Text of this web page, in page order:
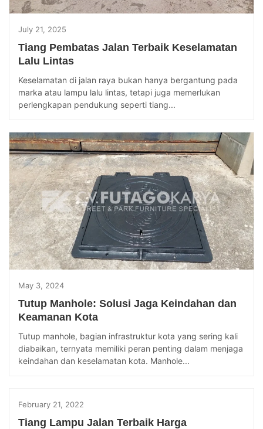
July 21, 2025
Tiang Pembatas Jalan Terbaik Keselamatan
Lalu Lintas
Keselamatan di jalan raya bukan hanya bergantung pada
marka atau lampu lalu lintas, tetapi juga memerlukan
perlengkapan pendukung seperti tiang...
May 3, 2024
Tutup Manhole: Solusi Jaga Keindahan dan
Keamanan Kota
Tutup manhole, bagian infrastruktur kota yang sering kali
diabaikan, ternyata memiliki peran penting dalam menjaga
keindahan dan keselamatan kota. Manhole...
February 21, 2022
Tiang Lampu Jalan Terbaik Harga